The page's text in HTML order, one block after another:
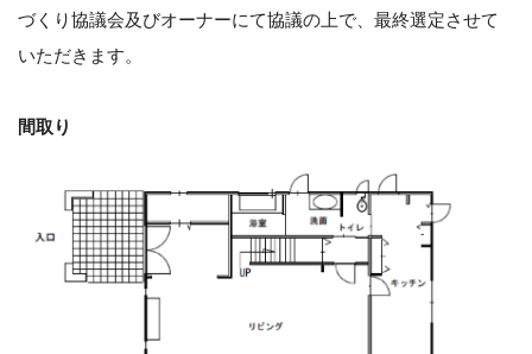
づくり協議会及びオーナーにて協議の上で、最終選定させて
いただきます。
間取り